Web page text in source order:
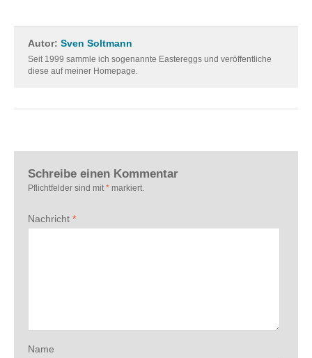
Autor: Sven Soltmann
Seit 1999 sammle ich sogenannte Eastereggs und veröffentliche
diese auf meiner Homepage.
Schreibe einen Kommentar
Pflichtfelder sind mit * markiert.
Nachricht *
Name